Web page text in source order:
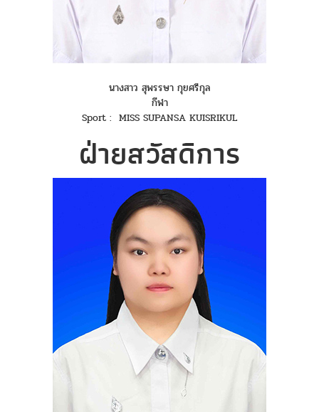
นางสาว สุพรรษา กุยศรีกุล
กีฬา
Sport : MISS SUPANSA KUISRIKUL
ฝ่ายสวัสดิการ